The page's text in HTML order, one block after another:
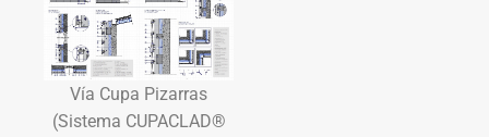
Vía Cupa Pizarras
(Sistema CUPACLAD®